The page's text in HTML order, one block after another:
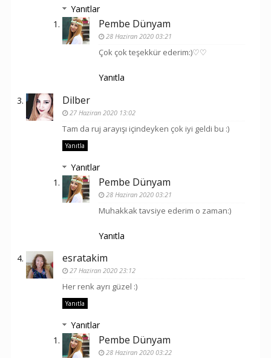
Yanıtlar
Pembe Dünyam
28 Haziran 2020 03:21
Çok çok teşekkür ederim:)♡♡
Yanıtla
Dilber
27 Haziran 2020 13:02
Tam da ruj arayışı içindeyken çok iyi geldi bu :)
Yanıtla
Yanıtlar
Pembe Dünyam
28 Haziran 2020 03:21
Muhakkak tavsiye ederim o zaman:)
Yanıtla
esratakim
27 Haziran 2020 23:12
Her renk ayrı güzel :)
Yanıtla
Yanıtlar
Pembe Dünyam
28 Haziran 2020 03:22